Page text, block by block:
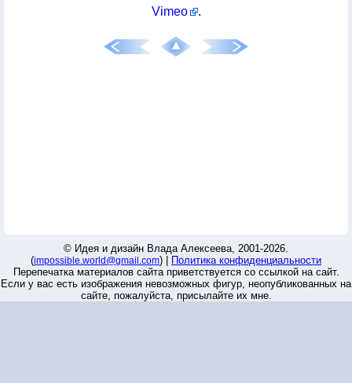
Vimeo
.
© Идея и дизайн Влада Алексеева, 2001-2026.
(impossible.world@gmail.com) |
Политика конфиденциальности
Перепечатка материалов сайта приветствуется со ссылкой на сайт.
Если у вас есть изображения невозможных фигур, неопубликованных на
сайте, пожалуйста, присылайте их мне.